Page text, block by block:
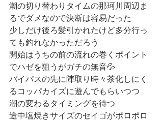
潮の切り替わりタイムの那珂川周辺ま
るでダメなので決断は容易だった
少しだけ後ろ髪引かれたけど多分行っ
ても釣れなかっただろう
開始はうちの前の流れの巻くポイント
でハゼを狙うがガチの無音💦
バイパスの先に陣取り時々茶化しにく
るコッパカイズに遊んでもらいつつ
潮の変わるタイミングを待つ
途中塩焼きサイズのセイゴがポロポロ